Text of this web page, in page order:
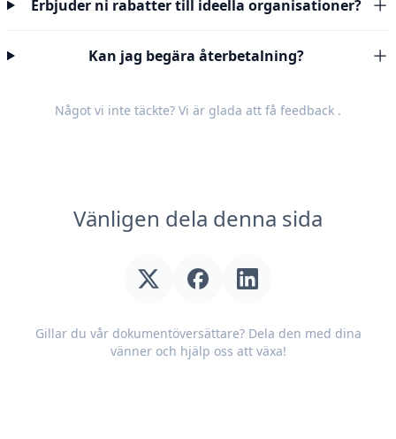
Erbjuder ni rabatter till ideella organisationer?
Kan jag begära återbetalning?
Något vi inte täckte? Vi är glada att få feedback .
Vänligen dela denna sida
Gillar du vår dokumentöversättare? Dela den med dina
vänner och hjälp oss att växa!